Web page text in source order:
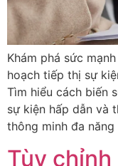
Khám phá sức
hoạch tiếp thị sự
Tìm hiểu cách biến
sự kiện hấp dẫn và
thông minh đa năng
Tùy